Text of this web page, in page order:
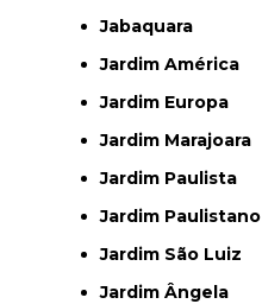
Jabaquara
Jardim América
Jardim Europa
Jardim Marajoara
Jardim Paulista
Jardim Paulistano
Jardim São Luiz
Jardim Ângela